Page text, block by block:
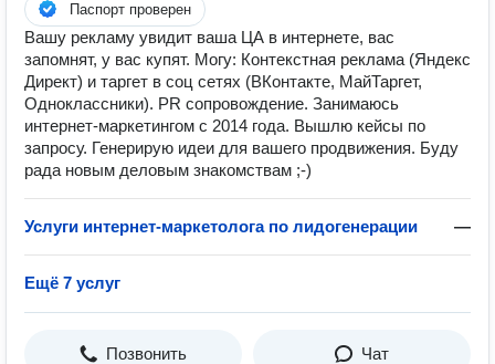
Паспорт проверен
Вашу рекламу увидит ваша ЦА в интернете, вас
запомнят, у вас купят. Могу: Контекстная реклама (Яндекс
Директ) и таргет в соц сетях (ВКонтакте, МайТаргет,
Одноклассники). PR сопровождение. Занимаюсь
интернет-маркетингом с 2014 года. Вышлю кейсы по
запросу. Генерирую идеи для вашего продвижения. Буду
рада новым деловым знакомствам ;-)
Услуги интернет-маркетолога по лидогенерации —
Ещё 7 услуг
Позвонить Чат